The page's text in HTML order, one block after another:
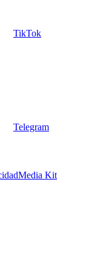
TikTok
Telegram
Media Kit